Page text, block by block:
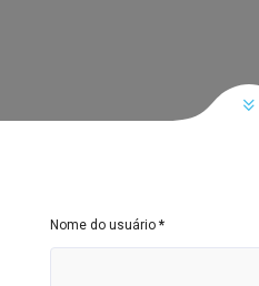
Nome do usuário *